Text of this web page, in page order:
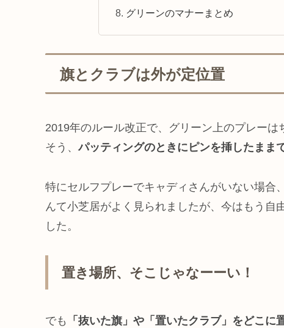
グリーンのマナーまとめ
旗とクラブは外が定位置
2019年のルール改正で、グリーン上のプレーは
そう、パッティングのときにピンを挿したまま
特にセルフプレーでキャディさんがいない場合
んて小芝居がよく見られましたが、今はもう自
した。
置き場所、そこじゃなーーい！
でも 「抜いた旗」や「置いたクラブ」をどこに